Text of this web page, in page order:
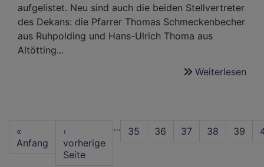
aufgelistet. Neu sind auch die beiden Stellvertreter
des Dekans: die Pfarrer Thomas Schmeckenbecher
aus Ruhpolding und Hans-Ulrich Thoma aus
Altötting...
Weiterlesen
Seitennummerierung
First
page
«
Anfang
Vorherige
Seite
‹
vorherige
Seite
… Seite
35 Seite
36 Seite
37 Seite
38 Seite
39